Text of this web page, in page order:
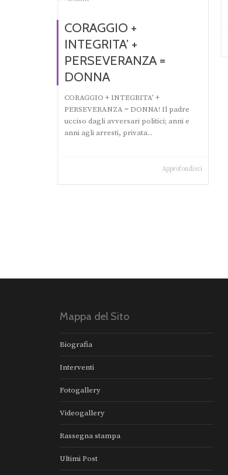
CORAGGIO +
INTEGRITA’ +
PERSEVERANZA =
DONNA
CORAGGIO + INTEGRITA’ +
PERSEVERANZA = DONNA! Il padre
ucciso dagli avversari politici; anni e
anni agli arresti, privata...
Approfondisci
Mappa del Sito
Biografia
Interventi
Fotogallery
Videogallery
Rassegna stampa
Ultimi Post